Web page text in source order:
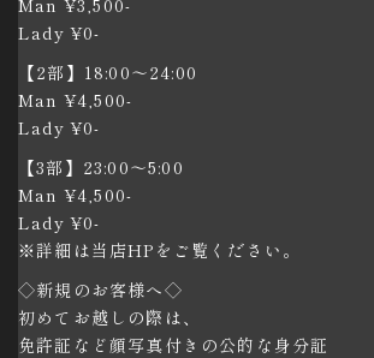
Lady ¥0-
【2部】18:00〜24:00
Man ¥4,500-
Lady ¥0-
【3部】23:00〜5:00
Man ¥4,500-
Lady ¥0-
※詳細は当店HPをご覧ください。
◇新規のお客様へ◇
初めてお越しの際は、
免許証など顔写真付きの公的な身分証